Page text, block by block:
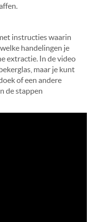
instructies waarin
handelingen je
extractie. In de video
maar je kunt
of een andere
de stappen